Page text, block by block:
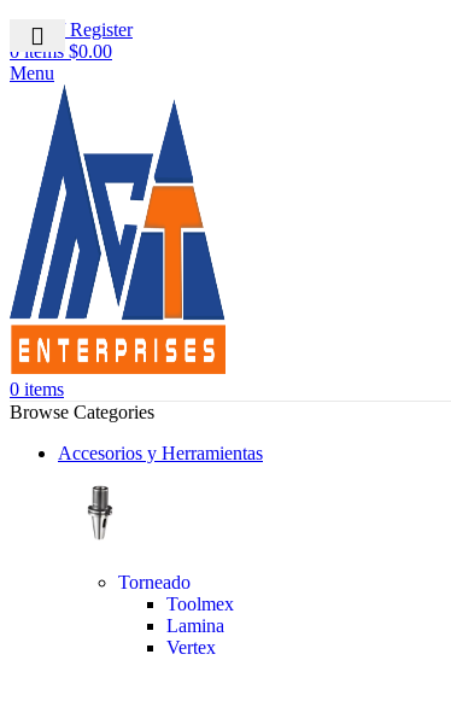
Login / Register
0 items $0.00
Menu
0 items
Browse Categories
Accesorios y Herramientas
Torneado
Toolmex
Lamina
Vertex